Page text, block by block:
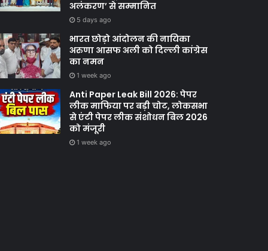
अलंकरण’ से सम्मानित
5 days ago
भारत छोड़ो आंदोलन की नायिका
अरुणा आसफ अली को दिल्ली कांग्रेस
का नमन
1 week ago
Anti Paper Leak Bill 2026: पेपर
लीक माफिया पर बड़ी चोट, लोकसभा
से एंटी पेपर लीक संशोधन बिल 2026
को मंजूरी
1 week ago